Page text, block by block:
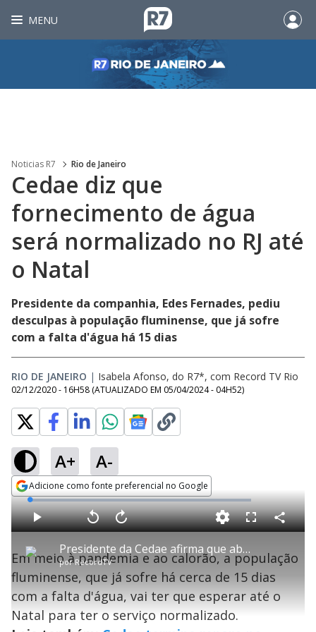
MENU
Noticias R7 Rio de Janeiro
Cedae diz que
fornecimento de água
será normalizado no RJ até
o Natal
Presidente da companhia, Edes Fernades, pediu
desculpas à população fluminense, que já sofre
com a falta d'água há 15 dias
RIO DE JANEIRO | Isabela Afonso, do R7*, com Record TV Rio
02/12/2020 - 16H58 (ATUALIZADO EM 05/04/2024 - 04H52)
A+ A-
Adicione como fonte preferencial no Google
Opens in new window
P
l
Presidente da Cedae afirma que abastecimento de água deve ser normalizado até o Natal no RJ
porRecordTV
P V
t
a
r
0
e
g
n
d
A
n
ç
a
r
1
s
e
u
n
L
o
a
d
e
:
1
.
7
%
F
s
c
e
n
C
o
a
r
a
Em meio à pandemia e ao calorão, a população
fluminense, que já sofre há cerca de 15 dias
com a falta d'água, vai ter que esperar até o
Natal para ter o serviço normalizado.